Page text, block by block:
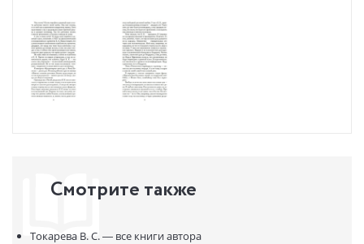
Смотрите также
Токарева В. С. — все книги автора